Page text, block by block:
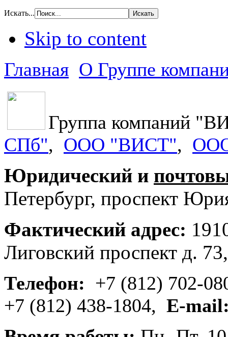
Искать...
Skip to content
Главная О Группе
Группа компаний
СПб", OOO "ВИСТ",
Юридический и
Петербург, проспект
Фактический адрес:
Лиговский проспект д.
Телефон: +7 (812) 702-
+7 (812) 438-1804, E-